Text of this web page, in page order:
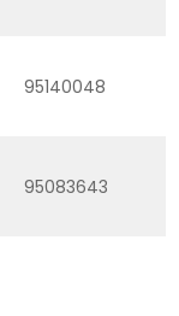
95140048
95083643